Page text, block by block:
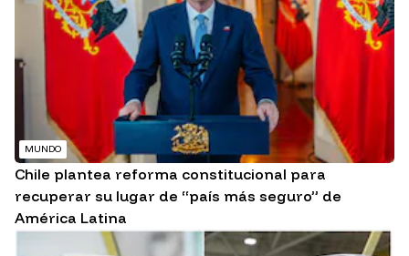
MUNDO
Chile plantea reforma constitucional para
recuperar su lugar de “país más seguro” de
América Latina